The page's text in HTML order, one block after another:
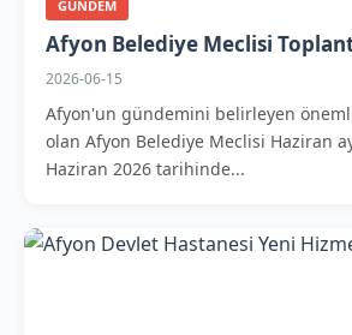
GUNDEM
Afyon Belediye Meclisi
2026-06-15
Afyon'un gündemini belirleyen
olan Afyon Belediye Meclisi Haziran
Haziran 2026 tarihinde...